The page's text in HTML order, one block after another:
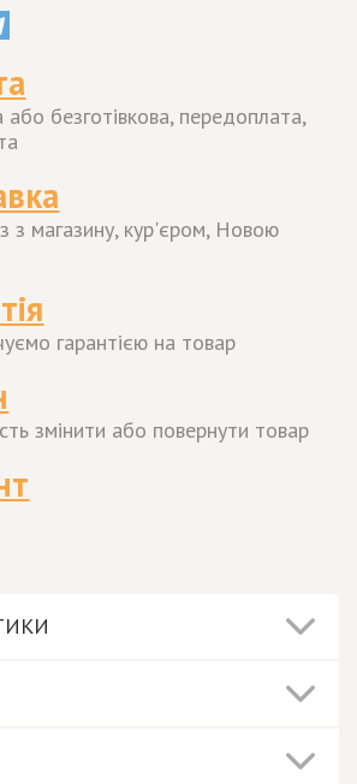
або безготівкова, передоплата,
з магазину, кур'єром, Новою
гарантією на товар
змінити або повернути товар